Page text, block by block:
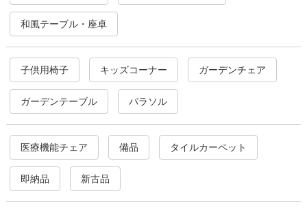
和風テーブル・座卓
子供用椅子 キッズコーナー ガーデンチェア
ガーデンテーブル パラソル
医療機能チェア 備品 タイルカーペット
即納品 新古品